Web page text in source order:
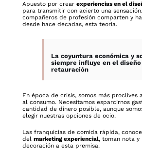
Apuesto por crearexperiencias en el
para transmitir con acierto una
compañeros de profesión comparten y
desde hace décadas, esta teoría.
La coyuntura económica y
siempre influye en el diseño
retauración
En época de crisis, somos más proclives
al consumo. Necesitamos esparcirnos
cantidad de dinero posible, aunque
elegir nuestras opciones de ocio.
Las franquicias de comida rápida,
delmarketing experiencial, toman nota y
decoración a esta premisa.